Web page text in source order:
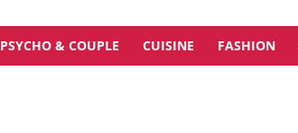
PSYCHO & COUPLE CUISINE FASHION